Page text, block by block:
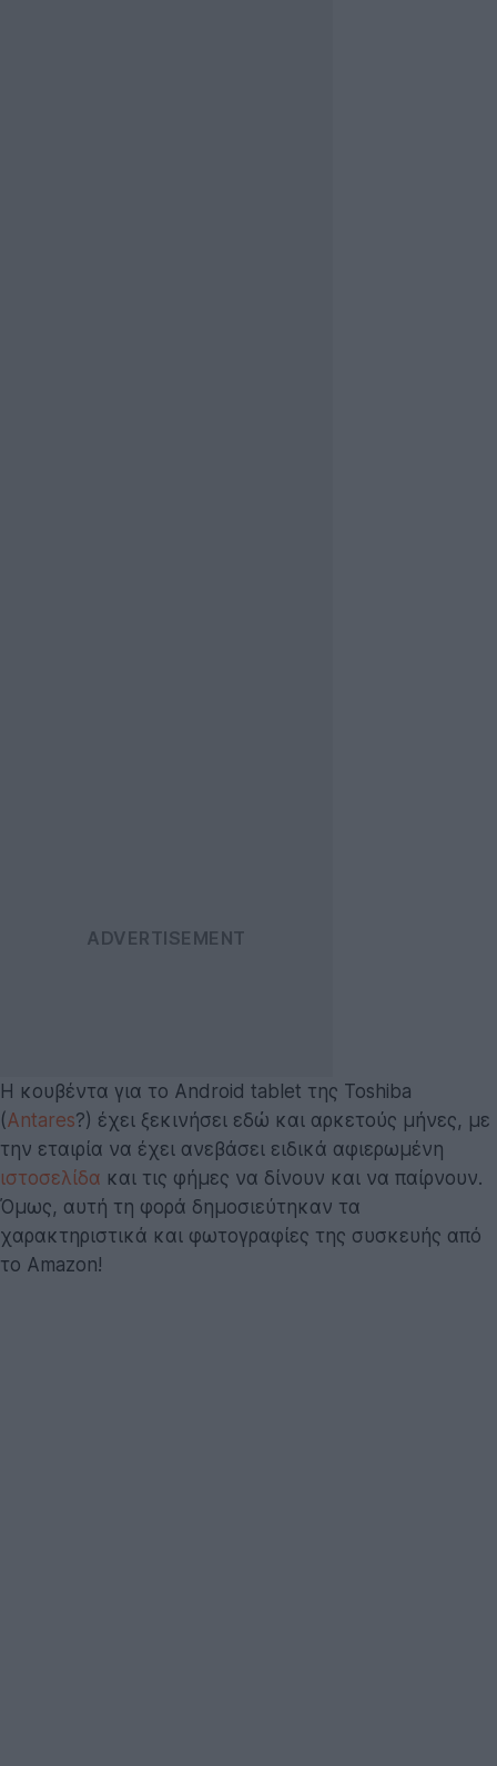
Η κουβέντα για το Android tablet της Toshiba
(Antares?) έχει ξεκινήσει εδώ και αρκετούς μήνες, με
την εταιρία να έχει ανεβάσει ειδικά αφιερωμένη
ιστοσελίδα και τις φήμες να δίνουν και να παίρνουν.
Όμως, αυτή τη φορά δημοσιεύτηκαν τα
χαρακτηριστικά και φωτογραφίες της συσκευής από
το Amazon!